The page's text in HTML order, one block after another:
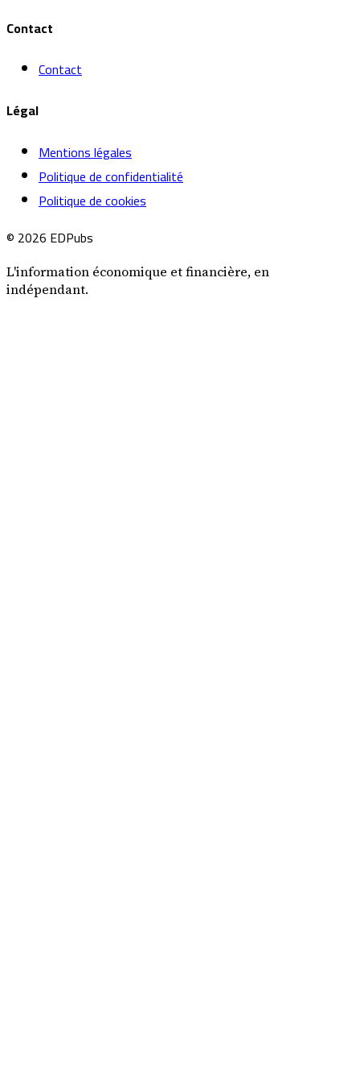
Contact
Contact
Légal
Mentions légales
Politique de confidentialité
Politique de cookies
© 2026 EDPubs
L'information économique et financière, en
indépendant.